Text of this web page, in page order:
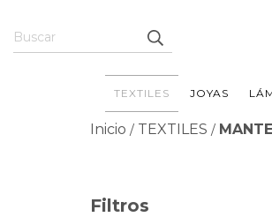
TEXTILES JOYAS
Inicio / TEXTILES /
Filtros